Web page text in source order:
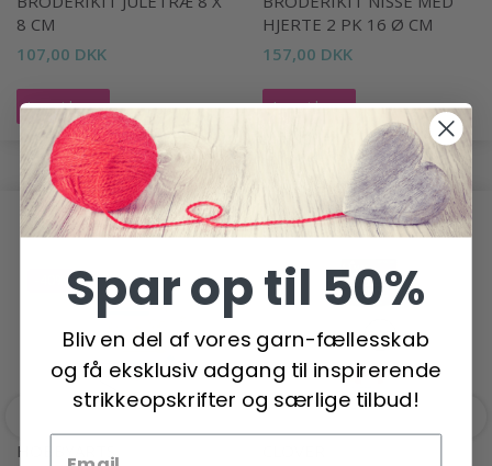
8 CM
107,00 DKK
Læg i kurv
HJERTE 2 PK 16 Ø CM
157,00 DKK
Læg i kurv
ANDRE HAR OGSÅ SET
HOBBYARTS
Spar op til 50%
Bliv en del af vores garn-fællesskab
og få eksklusiv adgang til inspirerende
strikkeopskrifter og særlige tilbud!